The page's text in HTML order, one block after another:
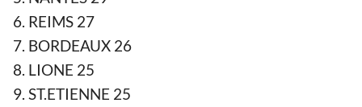
REIMS 27
BORDEAUX 26
LIONE 25
ST.ETIENNE 25